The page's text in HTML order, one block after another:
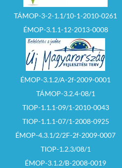
TÁMOP-3-2-1.1/10-1-2010-0261
ÉMOP-3.1.1-12-2013-0008
ÉMOP-3.1.2/A-2f-2009-0001
TÁMOP-3.2.4-08/1
TIOP-1.1.1-09/1-2010-0043
TIOP-1.1.1-07/1-2008-0925
ÉMOP-4.3.1/2/2F-2f-2009-0007
TIOP-1.2.3/08/1
ÉMOP-3.1.2/B-2008-0019